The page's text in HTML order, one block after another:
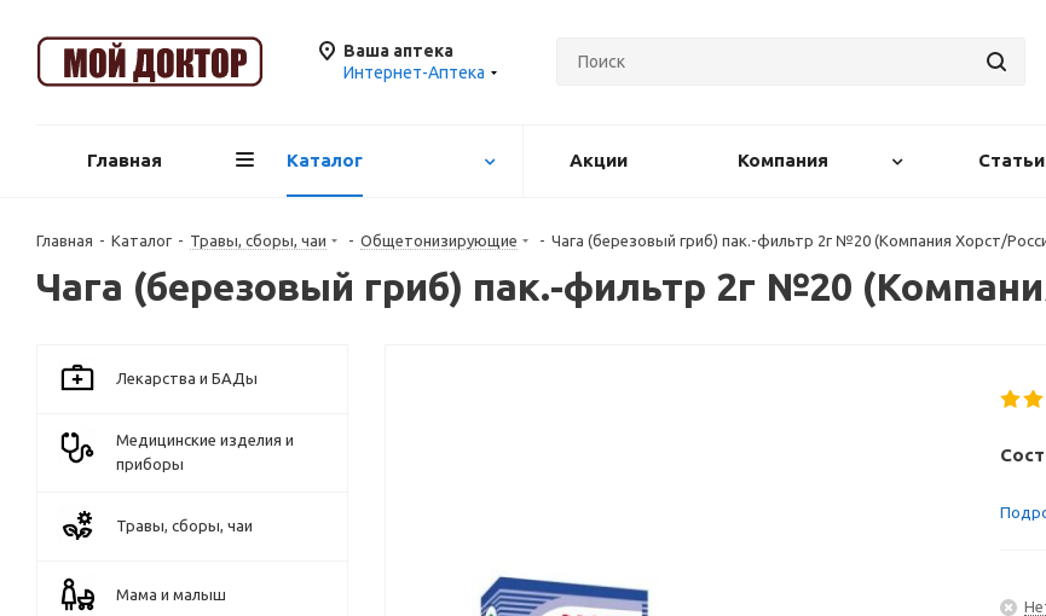
Ваша аптека
Интернет-Аптека
Главная Каталог Акции Компания Статьи
Главная - Каталог - Травы, сборы, чаи - Общетонизирующие - Чага (березовый гриб) пак.-фильтр 2г №20 (Компания Хорст/
Чага (березовый гриб) пак.-фильтр 2г №20
Лекарства и БАДы
Медицинские изделия и
приборы
Травы, сборы, чаи
Мама и малыш